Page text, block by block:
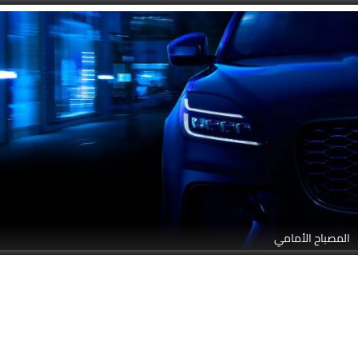
المصباح الأمامي